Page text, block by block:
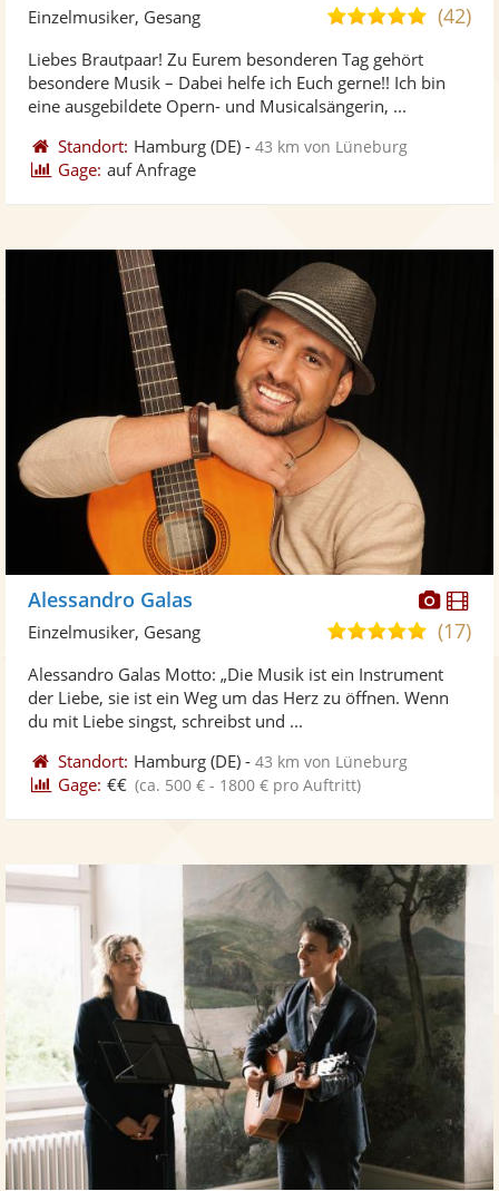
5,0(42)
Einzelmusiker, Gesang
Liebes Brautpaar! Zu Eurem besonderen Tag gehört
besondere Musik – Dabei helfe ich Euch gerne!! Ich bin
eine ausgebildete Opern- und Musicalsängerin, ...
Standort: Hamburg (DE) -43 km von Lüneburg
Gage: auf Anfrage
Fotos
Alessandro Galas
5,0
5
(17)
Einzelmusiker, Gesang
Alessandro Galas Motto: „Die Musik ist ein Instrument
der Liebe, sie ist ein Weg um das Herz zu öffnen. Wenn
du mit Liebe singst, schreibst und ...
Standort: Hamburg (DE) -43 km von Lüneburg
Gage: €€ (ca. 500 € - 1800 € pro Auftritt)